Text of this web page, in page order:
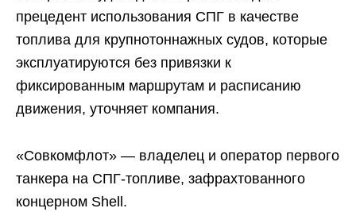
прецедент использования СПГ в качестве
топлива для крупнотоннажных судов, которые
эксплуатируются без привязки к
фиксированным маршрутам и расписанию
движения, уточняет компания.
«Совкомфлот» — владелец и оператор первого
танкера на СПГ-топливе, зафрахтованного
концерном Shell.